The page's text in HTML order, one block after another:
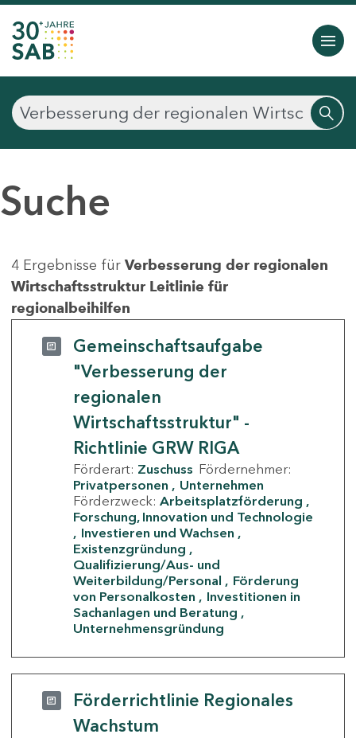
Suche
4 Ergebnisse für Verbesserung der regionalen
Wirtschaftsstruktur Leitlinie für
regionalbeihilfen
Gemeinschaftsaufgabe
"Verbesserung der
regionalen
Wirtschaftsstruktur" -
Richtlinie GRW RIGA
Förderart: Zuschuss Fördernehmer:
Privatpersonen
Unternehmen
Förderzweck: Arbeitsplatzförderung
Forschung, Innovation und Technologie
Investieren und Wachsen
Existenzgründung
Qualifizierung/Aus- und
Weiterbildung/Personal
Förderung
von Personalkosten
Investitionen in
Sachanlagen und Beratung
Unternehmensgründung
Förderrichtlinie Regionales
Wachstum